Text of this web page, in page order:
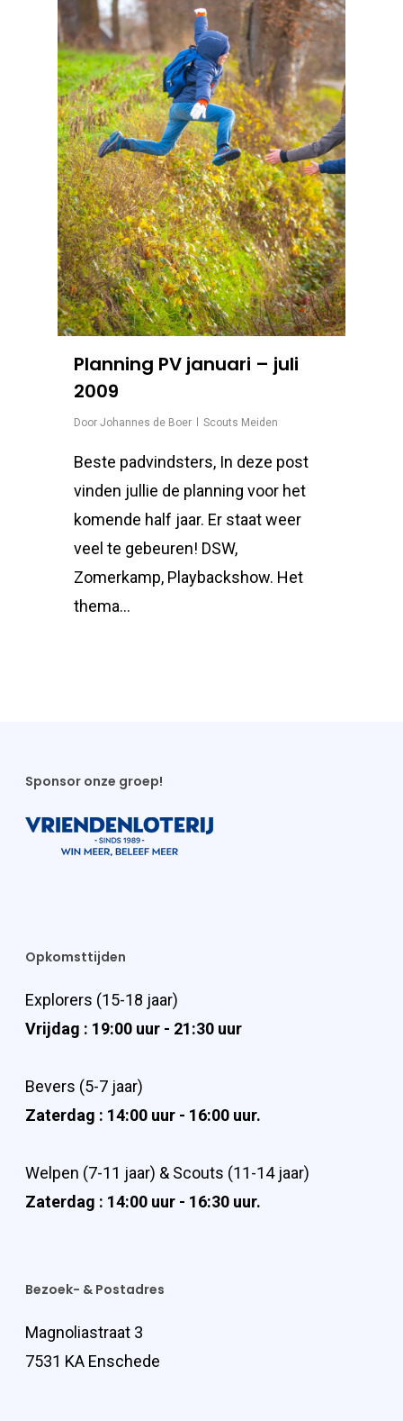
Planning PV januari – juli
2009
Door Johannes de Boer Scouts Meiden
Beste padvindsters, In deze post
vinden jullie de planning voor het
komende half jaar. Er staat weer
veel te gebeuren! DSW,
Zomerkamp, Playbackshow. Het
thema…
Sponsor onze groep!
Opkomsttijden
Explorers (15-18 jaar)
Vrijdag : 19:00 uur - 21:30 uur
Bevers (5-7 jaar)
Zaterdag : 14:00 uur - 16:00 uur.
Welpen (7-11 jaar) & Scouts (11-14 jaar)
Zaterdag : 14:00 uur - 16:30 uur.
Bezoek- & Postadres
Magnoliastraat 3
7531 KA Enschede